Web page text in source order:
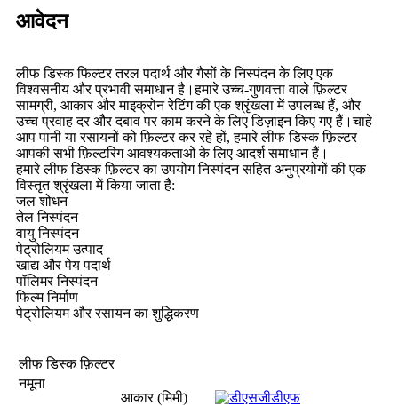
आवेदन
लीफ डिस्क फिल्टर तरल पदार्थ और गैसों के निस्पंदन के लिए एक
विश्वसनीय और प्रभावी समाधान है।हमारे उच्च-गुणवत्ता वाले फ़िल्टर
सामग्री, आकार और माइक्रोन रेटिंग की एक श्रृंखला में उपलब्ध हैं, और
उच्च प्रवाह दर और दबाव पर काम करने के लिए डिज़ाइन किए गए हैं।चाहे
आप पानी या रसायनों को फ़िल्टर कर रहे हों, हमारे लीफ डिस्क फ़िल्टर
आपकी सभी फ़िल्टरिंग आवश्यकताओं के लिए आदर्श समाधान हैं।
हमारे लीफ डिस्क फ़िल्टर का उपयोग निस्पंदन सहित अनुप्रयोगों की एक
विस्तृत श्रृंखला में किया जाता है:
जल शोधन
तेल निस्पंदन
वायु निस्पंदन
पेट्रोलियम उत्पाद
खाद्य और पेय पदार्थ
पॉलिमर निस्पंदन
फिल्म निर्माण
पेट्रोलियम और रसायन का शुद्धिकरण
लीफ डिस्क फ़िल्टर
नमूना
आकार (मिमी)